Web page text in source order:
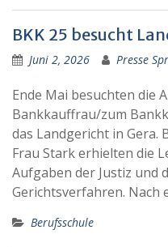
BKK 25 besucht
Juni 2, 2026 Presse
Ende Mai besuchten die
Bankkauffrau/zum
das Landgericht in Gera.
Frau Stark erhielten die
Aufgaben der Justiz und
Gerichtsverfahren. Nach
Berufsschule